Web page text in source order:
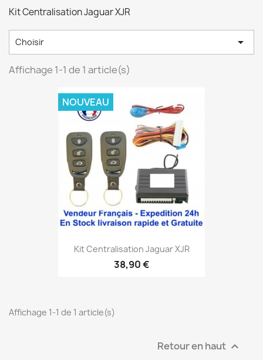
Kit Centralisation Jaguar XJR
Choisir 
Affichage 1-1 de 1 article(s)
Kit Centralisation Jaguar XJR
38,90 €
NOUVEAU
Affichage 1-1 de 1 article(s)
Retour en haut 